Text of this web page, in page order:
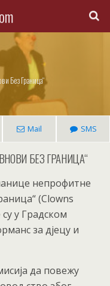
Без Граница“
Mail SMS
БЕЗ ГРАНИЦА“
непрофитне
(Clowns
у Градском
за дјецу и
да повежу